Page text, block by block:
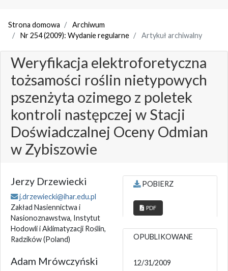
Strona domowa
Archiwum
Nr 254 (2009): Wydanie regularne
Artykuł archiwalny
Weryfikacja elektroforetyczna
tożsamości roślin nietypowych
pszenżyta ozimego z poletek
kontroli następczej w Stacji
Doświadczalnej Oceny Odmian
w Zybiszowie
Jerzy Drzewiecki
j.drzewiecki@ihar.edu.pl
Zakład Nasiennictwa i
Nasionoznawstwa, Instytut
Hodowli i Aklimatyzacji Roślin,
Radzików(Poland)
Adam Mrówczyński
POBIERZ
PDF
OPUBLIKOWANE
12/31/2009